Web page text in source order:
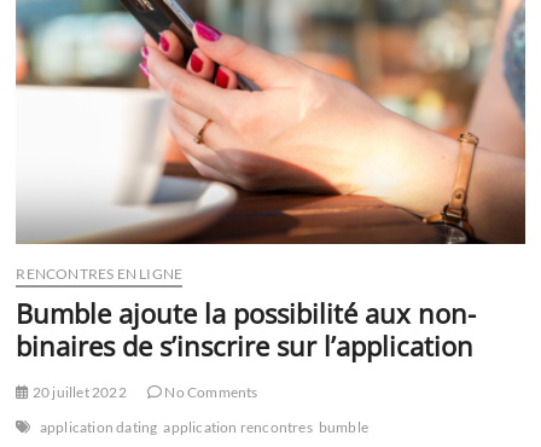
plus
efficace
que
Tinder
RENCONTRES EN LIGNE
Bumble ajoute la possibilité aux non-
binaires de s’inscrire sur l’application
20 juillet 2022
No Comments
application dating application rencontres bumble